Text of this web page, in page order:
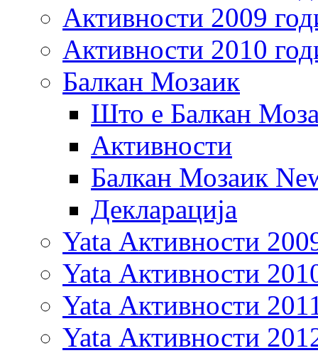
Активности 2009
Активности 2010
Балкан Мозаик
Што е Балкан
Активности
Балкан Мозаик
Декларација
Yata Активности
Yata Активности
Yata Активности
Yata Активности